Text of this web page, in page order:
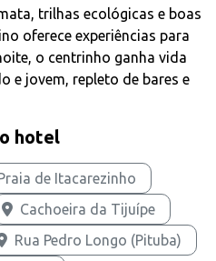
trilhas ecológicas e boas
oferece experiências para
o centrinho ganha vida
e jovem, repleto de bares e
hotel
de Itacarezinho
Cachoeira da Tijuípe
Rua Pedro Longo (Pituba)